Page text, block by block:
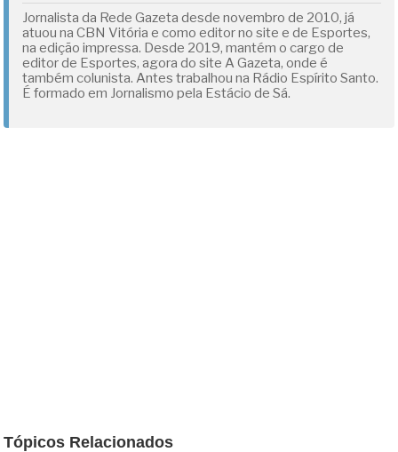
Jornalista da Rede Gazeta desde novembro de 2010, já
atuou na CBN Vitória e como editor no site e de Esportes,
na edição impressa. Desde 2019, mantém o cargo de
editor de Esportes, agora do site A Gazeta, onde é
também colunista. Antes trabalhou na Rádio Espírito Santo.
É formado em Jornalismo pela Estácio de Sá.
Tópicos Relacionados